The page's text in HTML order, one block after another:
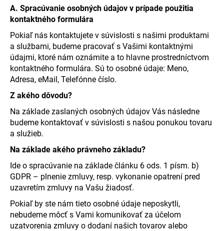
A. Spracúvanie osobných údajov v prípade použitia
kontaktného formulára
Pokiaľ nás kontaktujete v súvislosti s našimi produktami
a službami, budeme pracovať s Vašimi kontaktnými
údajmi, ktoré nám oznámite a to hlavne prostredníctvom
kontaktného formulára. Sú to osobné údaje: Meno,
Adresa, eMail, Telefónne číslo.
Z akého dôvodu?
Na základe zaslaných osobných údajov Vás následne
budeme kontaktovať v súvislosti s našou ponukou tovaru
a služieb.
Na základe akého právneho základu?
Ide o spracúvanie na základe článku 6 ods. 1 písm. b)
GDPR – plnenie zmluvy, resp. vykonanie opatrení pred
uzavretím zmluvy na Vašu žiadosť.
Pokiaľ by ste nám tieto osobné údaje neposkytli,
nebudeme môcť s Vami komunikovať za účelom
uzatvorenia zmluvy o dodaní našich tovarov alebo
HĽADAŤ
O
d
o
r
ú
č
a
m
e